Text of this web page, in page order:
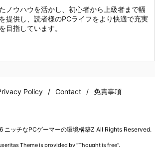
ノウハウを活かし、初心者から上級者まで幅
提供し、読者様のPCライフをより快適で充実
目指しています。
Policy Contact 免責事項
ニッチなPCゲーマーの環境構築Z All Rights Reserved.
Theme is provided by "Thought is free".